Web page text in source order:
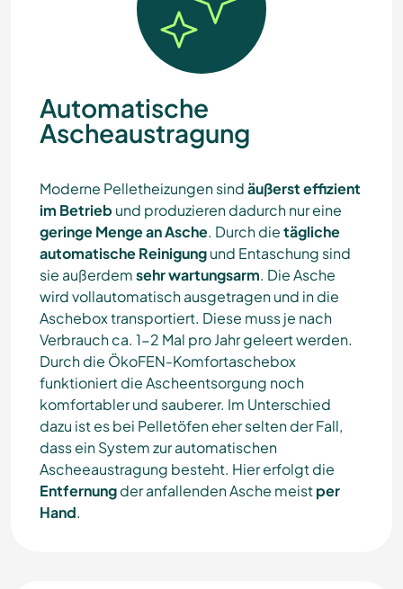
Automatische
Ascheaustragung
Moderne Pelletheizungen sindäußerst effizient
im Betrieb und produzieren dadurch nur eine
geringe Menge an Asche. Durch dietägliche
automatische Reinigungund Entaschung sind
sie außerdemsehr wartungsarm. Die Asche
wird vollautomatisch ausgetragen und in die
Aschebox transportiert. Diese muss je nach
Verbrauch ca. 1-2 Mal pro Jahr geleert werden.
Durch die ÖkoFEN-Komfortaschebox
funktioniert die Ascheentsorgung noch
komfortabler und sauberer. Im Unterschied
dazu ist es bei Pelletöfen eher selten der Fall,
dass ein System zur automatischen
Ascheeaustragung besteht. Hier erfolgt die
Entfernungder anfallenden Asche meistper
Hand.